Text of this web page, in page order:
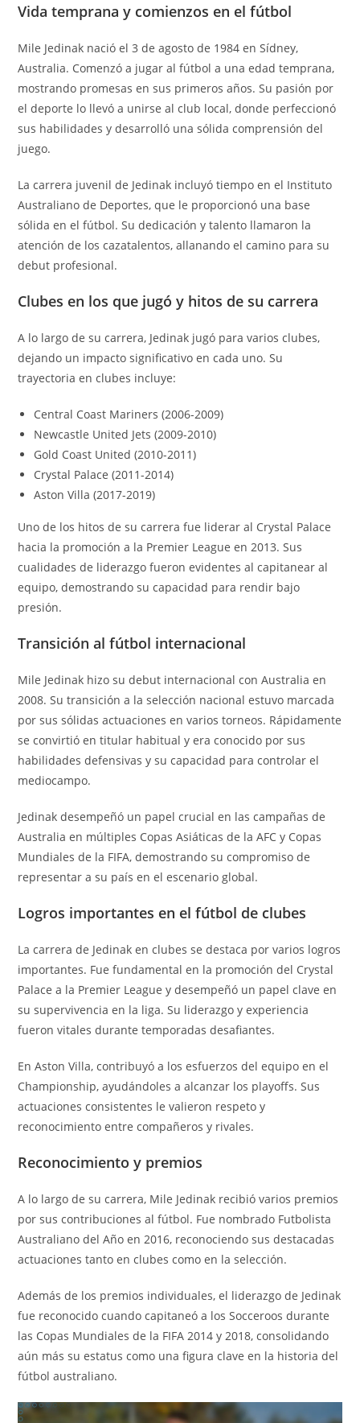
Vida temprana y comienzos en el fútbol
Mile Jedinak nació el 3 de agosto de 1984 en Sídney,
Australia. Comenzó a jugar al fútbol a una edad temprana,
mostrando promesas en sus primeros años. Su pasión por
el deporte lo llevó a unirse al club local, donde perfeccionó
sus habilidades y desarrolló una sólida comprensión del
juego.
La carrera juvenil de Jedinak incluyó tiempo en el Instituto
Australiano de Deportes, que le proporcionó una base
sólida en el fútbol. Su dedicación y talento llamaron la
atención de los cazatalentos, allanando el camino para su
debut profesional.
Clubes en los que jugó y hitos de su carrera
A lo largo de su carrera, Jedinak jugó para varios clubes,
dejando un impacto significativo en cada uno. Su
trayectoria en clubes incluye:
Central Coast Mariners (2006-2009)
Newcastle United Jets (2009-2010)
Gold Coast United (2010-2011)
Crystal Palace (2011-2014)
Aston Villa (2017-2019)
Uno de los hitos de su carrera fue liderar al Crystal Palace
hacia la promoción a la Premier League en 2013. Sus
cualidades de liderazgo fueron evidentes al capitanear al
equipo, demostrando su capacidad para rendir bajo
presión.
Transición al fútbol internacional
Mile Jedinak hizo su debut internacional con Australia en
2008. Su transición a la selección nacional estuvo marcada
por sus sólidas actuaciones en varios torneos. Rápidamente
se convirtió en titular habitual y era conocido por sus
habilidades defensivas y su capacidad para controlar el
mediocampo.
Jedinak desempeñó un papel crucial en las campañas de
Australia en múltiples Copas Asiáticas de la AFC y Copas
Mundiales de la FIFA, demostrando su compromiso de
representar a su país en el escenario global.
Logros importantes en el fútbol de clubes
La carrera de Jedinak en clubes se destaca por varios logros
importantes. Fue fundamental en la promoción del Crystal
Palace a la Premier League y desempeñó un papel clave en
su supervivencia en la liga. Su liderazgo y experiencia
fueron vitales durante temporadas desafiantes.
En Aston Villa, contribuyó a los esfuerzos del equipo en el
Championship, ayudándoles a alcanzar los playoffs. Sus
actuaciones consistentes le valieron respeto y
reconocimiento entre compañeros y rivales.
Reconocimiento y premios
A lo largo de su carrera, Mile Jedinak recibió varios premios
por sus contribuciones al fútbol. Fue nombrado Futbolista
Australiano del Año en 2016, reconociendo sus destacadas
actuaciones tanto en clubes como en la selección.
Además de los premios individuales, el liderazgo de Jedinak
fue reconocido cuando capitaneó a los Socceroos durante
las Copas Mundiales de la FIFA 2014 y 2018, consolidando
aún más su estatus como una figura clave en la historia del
fútbol australiano.